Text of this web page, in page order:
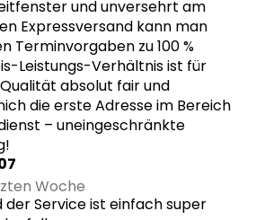
und unversehrt am
Expressversand kann man
Terminvorgaben zu 100 %
Leistungs-Verhältnis ist für
absolut fair und
die erste Adresse im Bereich
– uneingeschränkte
Woche
Service ist einfach super